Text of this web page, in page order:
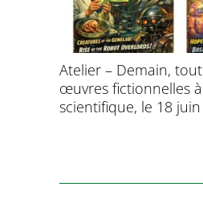
Atelier – Demain,
œuvres fictionnelles
scientifique, le 18 juin